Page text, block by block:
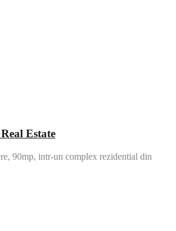
Estate
90mp, intr-un complex rezidential din